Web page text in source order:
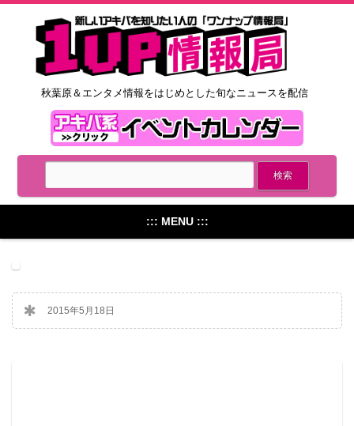
秋葉原＆エンタメ情報をはじめとした旬なニュースを配信
::: MENU :::
2015年5月18日